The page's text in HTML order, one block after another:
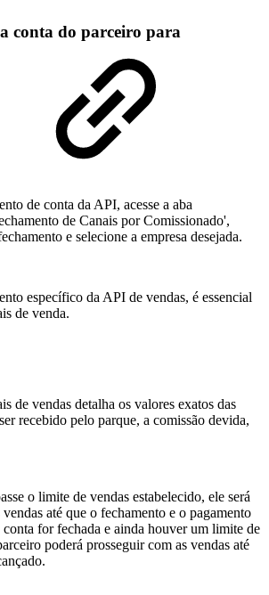
conta do parceiro para
de conta da API, acesse a aba
de Canais por Comissionado',
e selecione a empresa desejada.
específico da API de vendas, é essencial
de venda.
de vendas detalha os valores exatos das
recebido pelo parque, a comissão devida,
o limite de vendas estabelecido, ele será
até que o fechamento e o pagamento
conta for fechada e ainda houver um limite de
poderá prosseguir com as vendas até